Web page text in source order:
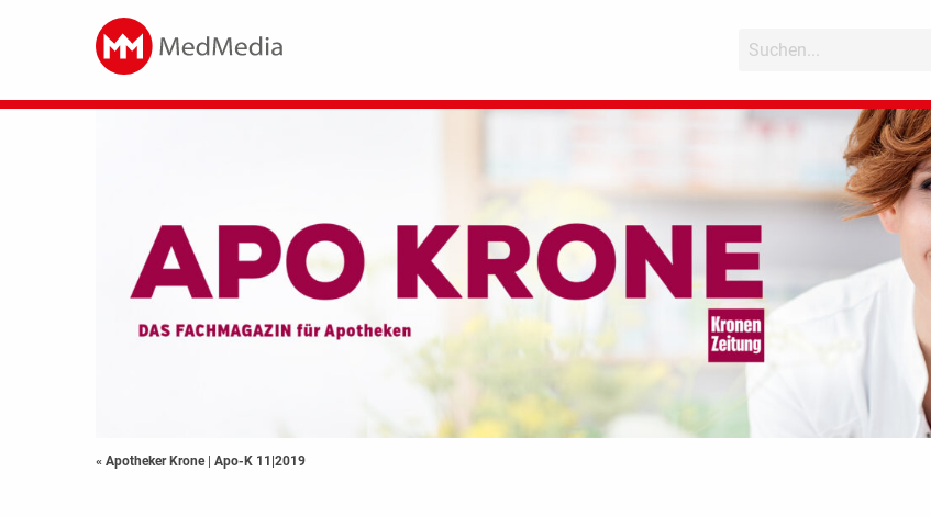
« Apotheker Krone | Apo-K 11|2019